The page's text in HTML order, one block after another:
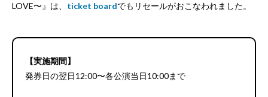
LOVE〜』は、 ticket boardでもリセールがおこなわれました。
【実施期間】
発券日の翌日12:00〜各公演当日10:00まで